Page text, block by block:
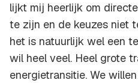
lijkt mij heerlijk om
te zijn en de keuzes niet
het is natuurlijk wel een
wil heel veel. Heel grote
energietransitie. We